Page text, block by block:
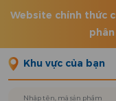
Website chính thức
Khu vực của bạn